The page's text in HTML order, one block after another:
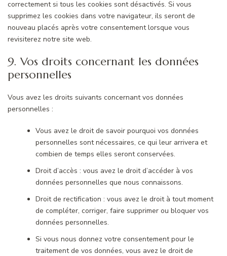
correctement si tous les cookies sont désactivés. Si vous
supprimez les cookies dans votre navigateur, ils seront de
nouveau placés après votre consentement lorsque vous
revisiterez notre site web.
9. Vos droits concernant les données
personnelles
Vous avez les droits suivants concernant vos données
personnelles :
Vous avez le droit de savoir pourquoi vos données
personnelles sont nécessaires, ce qui leur arrivera et
combien de temps elles seront conservées.
Droit d’accès : vous avez le droit d’accéder à vos
données personnelles que nous connaissons.
Droit de rectification : vous avez le droit à tout moment
de compléter, corriger, faire supprimer ou bloquer vos
données personnelles.
Si vous nous donnez votre consentement pour le
traitement de vos données, vous avez le droit de